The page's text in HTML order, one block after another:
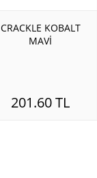
CRACKLE KOBALT
MAVİ
201.60 TL